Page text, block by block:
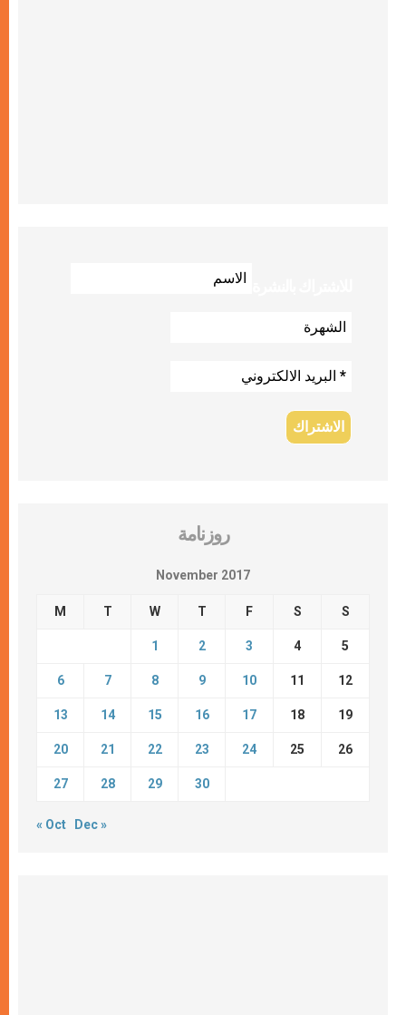
روزنامة
November 2017
M T W T F S S
1 2 3 4 5
6 7 8 9 10 11 12
13 14 15 16 17 18 19
20 21 22 23 24 25 26
27 28 29 30
« Oct Dec »